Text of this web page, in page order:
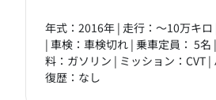
年式：2016年 | 走行：～10万キ
| 車検：車検切れ | 乗車定員： 5名
料：ガソリン | ミッション：CVT |
復歴：なし